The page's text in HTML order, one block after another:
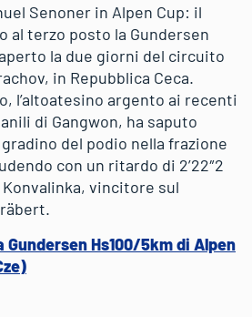
Senoner in Alpen Cup: il
al terzo posto la Gundersen
la due giorni del circuito
in Repubblica Ceca.
l’altoatesino argento ai recenti
di Gangwon, ha saputo
del podio nella frazione
con un ritardo di 2’22″2
vincitore sul
Gundersen Hs100/5km di Alpen